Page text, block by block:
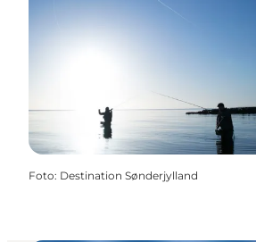
Foto: Destination Sønderjylland